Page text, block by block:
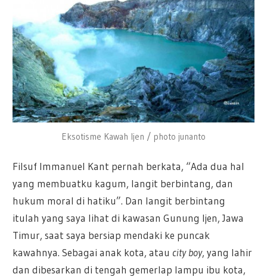
Eksotisme Kawah Ijen / photo junanto
Filsuf Immanuel Kant pernah berkata, “Ada dua hal
yang membuatku kagum, langit berbintang, dan
hukum moral di hatiku”. Dan langit berbintang
itulah yang saya lihat di kawasan Gunung Ijen, Jawa
Timur, saat saya bersiap mendaki ke puncak
kawahnya. Sebagai anak kota, atau city boy, yang lahir
dan dibesarkan di tengah gemerlap lampu ibu kota,